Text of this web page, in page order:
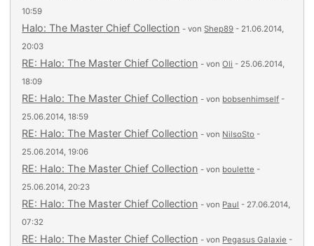
10:59
Halo: The Master Chief Collection - vonShep89 - 21.06.2014,
20:03
RE: Halo: The Master Chief Collection - vonOli - 25.06.2014,
18:09
RE: Halo: The Master Chief Collection - von bobsenhimself -
25.06.2014, 18:59
RE: Halo: The Master Chief Collection - von NilsoSto -
25.06.2014, 19:06
RE: Halo: The Master Chief Collection - von boulette -
25.06.2014, 20:23
RE: Halo: The Master Chief Collection - von Paul - 27.06.2014,
07:32
RE: Halo: The Master Chief Collection - von Pegasus Galaxie -